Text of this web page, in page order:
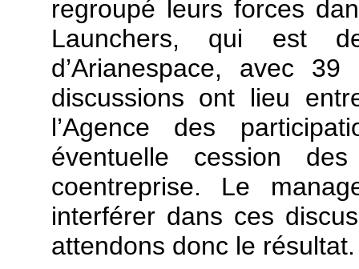
regroupé leurs forces
Launchers, qui est
d’Arianespace, avec
discussions ont lieu
l’Agence des
éventuelle cession
coentreprise. Le
interférer dans ces
attendons donc le résultat.